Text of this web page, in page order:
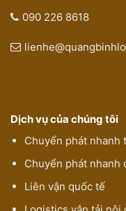
090 226 8618
Dịch vụ của chúng tôi
Chuyển phát nhanh
Chuyển phát nhanh
Liên vận quốc tế